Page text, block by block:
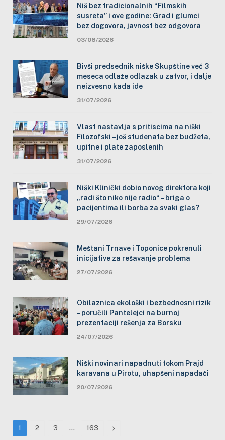
Niš bez tradicionalnih “Filmskih
susreta” i ove godine: Grad i glumci
bez dogovora, javnost bez odgovora
03/08/2026
Bivši predsednik niške Skupštine već 3
meseca odlaže odlazak u zatvor, i dalje
neizvesno kada ide
31/07/2026
Vlast nastavlja s pritiscima na niški
Filozofski – još studenata bez budžeta,
upitne i plate zaposlenih
31/07/2026
Niški Klinički dobio novog direktora koji
„radi što niko nije radio“ – briga o
pacijentima ili borba za svaki glas?
29/07/2026
Meštani Trnave i Toponice pokrenuli
inicijative za rešavanje problema
27/07/2026
Obilaznica ekološki i bezbednosni rizik
– poručili Pantelejci na burnoj
prezentaciji rešenja za Borsku
24/07/2026
Niški novinari napadnuti tokom Prajd
karavana u Pirotu, uhapšeni napadači
20/07/2026
1 2 3 … 163 Next